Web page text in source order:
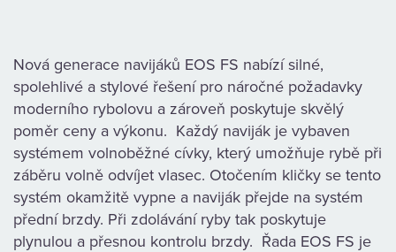
Nová generace navijáků EOS FS nabízí silné,
spolehlivé a stylové řešení pro náročné požadavky
moderního rybolovu a zároveň poskytuje skvělý
poměr ceny a výkonu. Každý naviják je vybaven
systémem volnoběžné cívky, který umožňuje rybě při
záběru volně odvíjet vlasec. Otočením kličky se tento
systém okamžitě vypne a naviják přejde na systém
přední brzdy. Při zdolávání ryby tak poskytuje
plynulou a přesnou kontrolu brzdy. Řada EOS FS je